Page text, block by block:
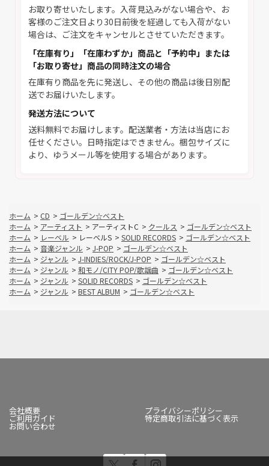
お取り寄せいたします。入荷見込みがない場合や、お
客様のご注文日より30日前後を経過しても入荷がない
場合は、ご注文をキャンセルとさせていただきます。
「在庫有り」「在庫わずか」商品と「予約中」または
「お取り寄せ」商品の同時注文の場合
在庫有り商品を先に発送し、その他の商品は後日別配
送でお届けいたします。
発送方法について
送料無料でお届けします。配送業者・方法は当店にお
任せください。日時指定はできません。梱包サイズに
より、ゆうメール等を使用する場合があります。
ホーム > CD > ゴールデン☆ベスト
ホーム > アーティスト > アーティストC > クールス > ゴールデン☆ベスト
ホーム > レーベル > レーベルS > SOLID RECORDS > ゴールデン☆ベスト
ホーム > 音楽ジャンル > J-POP > ゴールデン☆ベスト
ホーム > ジャンル > J-INDIES/ROCK/J-POP > ゴールデン☆ベスト
ホーム > ジャンル > 和モノ/CITY POP/歌謡曲 > ゴールデン☆ベスト
ホーム > ジャンル > SOLID RECORDS > ゴールデン☆ベスト
ホーム > ジャンル > BEST ALBUM > ゴールデン☆ベスト
会社概要 プライバシーポリシー
ご利用ガイド 特定商取引法に基づく表示
お問い合わせ